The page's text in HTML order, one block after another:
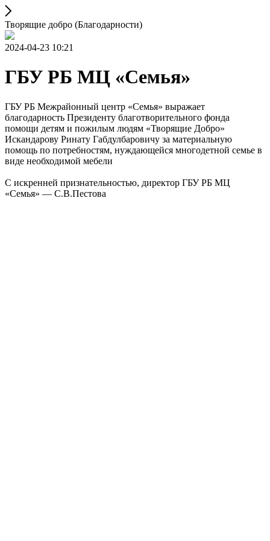
Творящие добро (Благодарности)
2024-04-23 10:21
ГБУ РБ МЦ «Семья»
ГБУ РБ Межрайонный центр «Семья» выражает
благодарность Президенту благотворительного фонда
помощи детям и пожилым людям «Творящие Добро»
Искандарову Ринату Габдулбаровичу за материальную
помощь по потребностям, нуждающейся многодетной семье в
виде необходимой мебели
С искренней признательностью, директор ГБУ РБ МЦ
«Семья» — С.В.Пестова